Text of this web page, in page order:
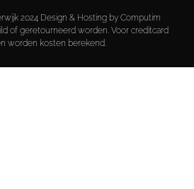
2024 Design & Hosting by Computim
of geretourneerd worden. Voor creditcard
worden kosten berekend.